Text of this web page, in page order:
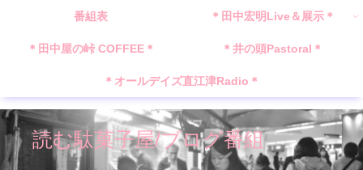
読む駄菓子屋/ブログ番組
番組表 ＊田中宏明Live＆展示＊
＊田中屋の峠 COFFEE＊ ＊井の頭Pastoral＊
＊オールデイズ直江津Radio＊